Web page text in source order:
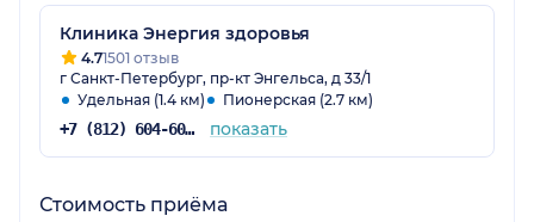
Клиника Энергия здоровья
4.71501 отзыв
г Санкт-Петербург, пр-кт Энгельса, д 33/1
Удельная (1.4 км)
Пионерская (2.7 км)
+7 (812) 604-60-52 показать
Стоимость приёма